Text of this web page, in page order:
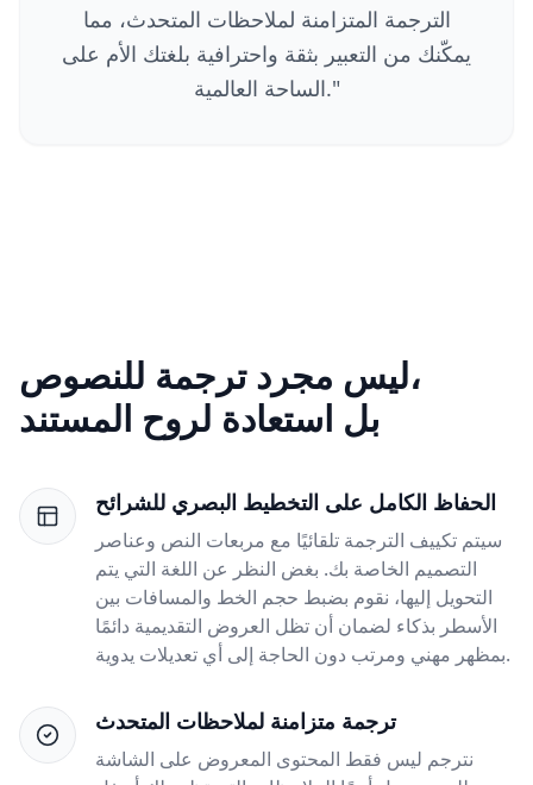
الترجمة المتزامنة لملاحظات المتحدث، مما
يمكّنك من التعبير بثقة واحترافية بلغتك الأم على
الساحة العالمية."
ليس مجرد ترجمة للنصوص،
بل استعادة لروح المستند
الحفاظ الكامل على التخطيط البصري للشرائح
سيتم تكييف الترجمة تلقائيًا مع مربعات النص وعناصر
التصميم الخاصة بك. بغض النظر عن اللغة التي يتم
التحويل إليها، نقوم بضبط حجم الخط والمسافات بين
الأسطر بذكاء لضمان أن تظل العروض التقديمية دائمًا
بمظهر مهني ومرتب دون الحاجة إلى أي تعديلات يدوية.
ترجمة متزامنة لملاحظات المتحدث
نترجم ليس فقط المحتوى المعروض على الشاشة